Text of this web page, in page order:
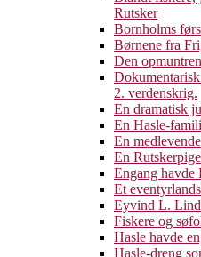
Rutsker
Bornholms
Børnene fra
Den
2. verdenskrig.
En dramatisk
En Hasle-
En
En
Engang havde
Et
Eyvind L.
Fiskere og
Hasle havde
Hasle-dreng